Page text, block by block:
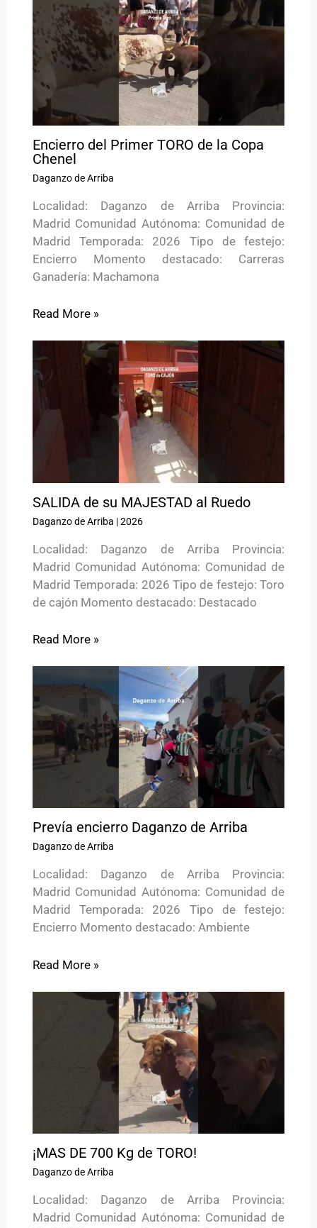
Encierro del Primer TORO de la Copa
Chenel
Daganzo de Arriba
Localidad: Daganzo de Arriba Provincia:
Madrid Comunidad Autónoma: Comunidad de
Madrid Temporada: 2026 Tipo de festejo:
Encierro Momento destacado: Carreras
Ganadería: Machamona
Read More »
SALIDA de su MAJESTAD al Ruedo
Daganzo de Arriba |2026
Localidad: Daganzo de Arriba Provincia:
Madrid Comunidad Autónoma: Comunidad de
Madrid Temporada: 2026 Tipo de festejo: Toro
de cajón Momento destacado: Destacado
Read More »
Prevía encierro Daganzo de Arriba
Daganzo de Arriba
Localidad: Daganzo de Arriba Provincia:
Madrid Comunidad Autónoma: Comunidad de
Madrid Temporada: 2026 Tipo de festejo:
Encierro Momento destacado: Ambiente
Read More »
¡MAS DE 700 Kg de TORO!
Daganzo de Arriba
Localidad: Daganzo de Arriba Provincia:
Madrid Comunidad Autónoma: Comunidad de